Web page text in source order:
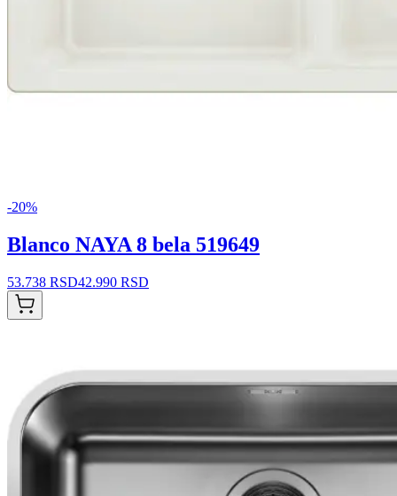
-20%
Blanco NAYA 8 bela 519649
53.738 RSD42.990 RSD